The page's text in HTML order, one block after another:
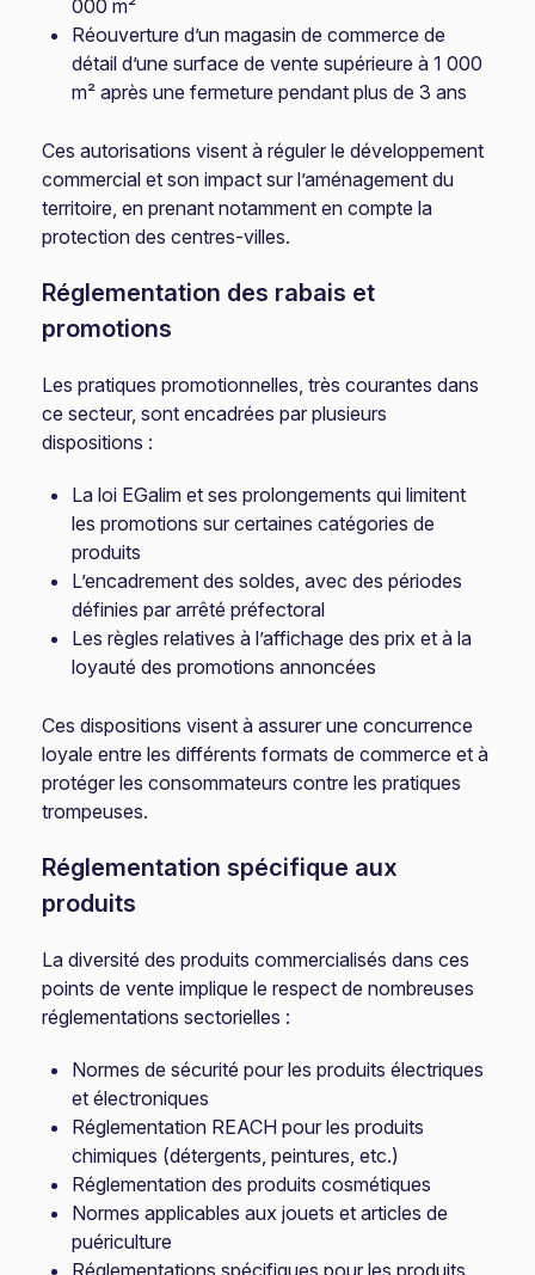
000 m²
Réouverture d’un magasin de commerce de
détail d’une surface de vente supérieure à 1 000
m² après une fermeture pendant plus de 3 ans
Ces autorisations visent à réguler le développement
commercial et son impact sur l’aménagement du
territoire, en prenant notamment en compte la
protection des centres-villes.
Réglementation des rabais et
promotions
Les pratiques promotionnelles, très courantes dans
ce secteur, sont encadrées par plusieurs
dispositions :
La loi EGalim et ses prolongements qui limitent
les promotions sur certaines catégories de
produits
L’encadrement des soldes, avec des périodes
définies par arrêté préfectoral
Les règles relatives à l’affichage des prix et à la
loyauté des promotions annoncées
Ces dispositions visent à assurer une concurrence
loyale entre les différents formats de commerce et à
protéger les consommateurs contre les pratiques
trompeuses.
Réglementation spécifique aux
produits
La diversité des produits commercialisés dans ces
points de vente implique le respect de nombreuses
réglementations sectorielles :
Normes de sécurité pour les produits électriques
et électroniques
Réglementation REACH pour les produits
chimiques (détergents, peintures, etc.)
Réglementation des produits cosmétiques
Normes applicables aux jouets et articles de
puériculture
Réglementations spécifiques pour les produits